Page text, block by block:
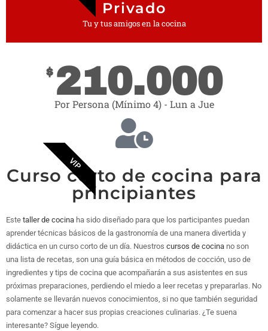
Privado
Tu y tus amigos en la cocina
$ 210.000
Por Persona (Mínimo 4) - Lun a Jue
VIP
Curso corto de cocina para
principiantes
Este taller de cocina ha sido diseñado para que los participantes puedan
aprender técnicas básicos de la gastronomía de una manera divertida y
didáctica en un curso corto de un día. Nuestros cursos de cocina no son
una lista de recetas, son una guía básica en métodos de cocción, uso de
ingredientes y tips de cocina que acompañarán a sus asistentes en sus
próximas preparaciones, perdiendo el miedo a leer recetas y prepararlas. No
solamente se llevarán nuevos conocimientos, si no que también seguridad
para comenzar a hacer sus propias creaciones culinarias. ¿Te suena
interesante? Sígue leyendo.